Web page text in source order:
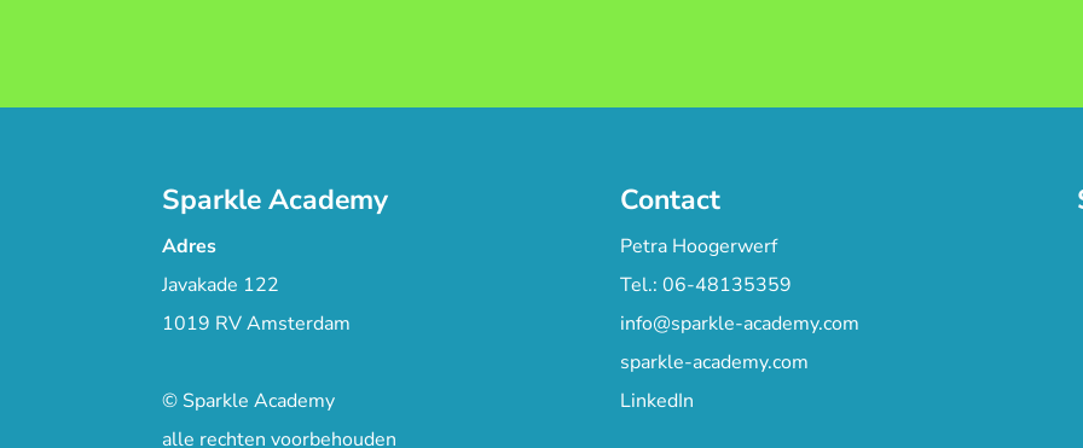
Sparkle Academy
Adres
Javakade 122
1019 RV Amsterdam
© Sparkle Academy
alle rechten voorbehouden
Contact
Petra Hoogerwerf
Tel.: 06-48135359
info@sparkle-academy.com
sparkle-academy.com
LinkedIn